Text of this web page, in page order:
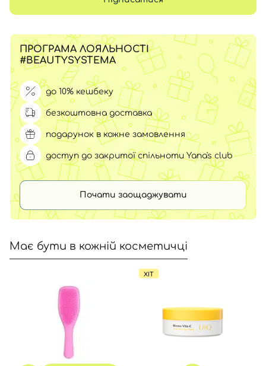
ПРОГРАМА ЛОЯЛЬНОСТІ
#BEAUTYSYSTEMA
до 10% кешбеку
безкоштовна доставка
подарунок в кожне замовлення
доступ до закритої спільноти Yana's club
Почати заощаджувати
Має бути в кожній косметичці
ХІТ